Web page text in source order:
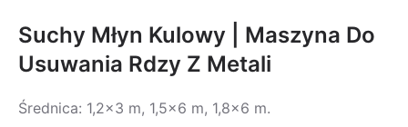
Suchy Młyn Kulowy | Maszyna Do
Usuwania Rdzy Z Metali
Średnica: 1,2x3 m, 1,5x6 m, 1,8x6 m.